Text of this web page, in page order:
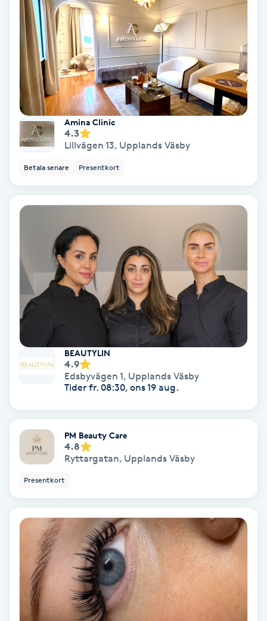
Nagelvård
Naglar borttagning
Naglar reparation
Naprapati
Navelpiercing
Olaplex
Olaplexbehandling
Ombre
Ombre brows
Ombre naglar
Optiker
Ortobionomi
Osteopati
Paraffinbehandling
Amina Clinic
4.3
Lillvägen 13, Upplands Väsby
Betala senare Presentkort
BEAUTYLIN
4.9
Edsbyvägen 1, Upplands Väsby
Tider fr. 08:30, ons 19 aug.
PM Beauty Care
4.8
Ryttargatan, Upplands Väsby
Presentkort